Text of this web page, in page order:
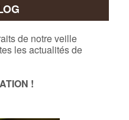
de notre veille
les actualités de
!